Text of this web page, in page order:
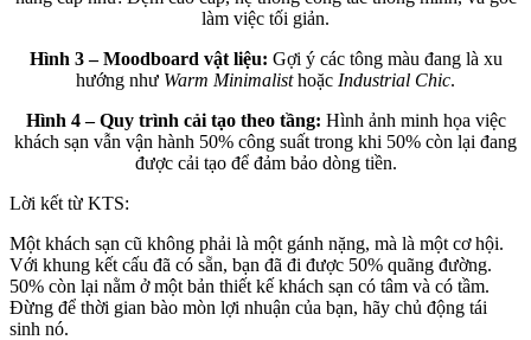
làm việc tối giản.
Hình 3 – Moodboard vật liệu: Gợi ý các tông màu đang là xu
hướng như Warm Minimalisthoặc Industrial Chic.
Hình 4 – Quy trình cải tạo theo tầng: Hình ảnh minh họa việc
khách sạn vẫn vận hành 50% công suất trong khi 50% còn lại đang
được cải tạo để đảm bảo dòng tiền.
Lời kết từ KTS:
Một khách sạn cũ không phải là một gánh nặng, mà là một cơ hội.
Với khung kết cấu đã có sẵn, bạn đã đi được 50% quãng đường.
50% còn lại nằm ở một bản thiết kế khách sạn có tâm và có tầm.
Đừng để thời gian bào mòn lợi nhuận của bạn, hãy chủ động tái
sinh nó.